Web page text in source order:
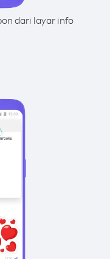
dari layar info